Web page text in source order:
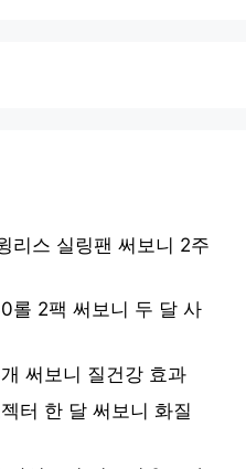
리스 실링팬 써보니 2주
롤 2팩 써보니 두 달 사
써보니 질건강 효과
터 한 달 써보니 화질